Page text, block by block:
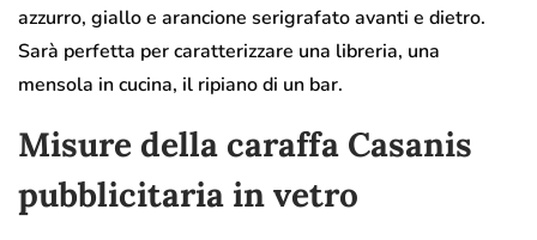
azzurro, giallo e arancione serigrafato avanti e dietro.
Sarà perfetta per caratterizzare una libreria, una
mensola in cucina, il ripiano di un bar.
Misure della caraffa Casanis
pubblicitaria in vetro